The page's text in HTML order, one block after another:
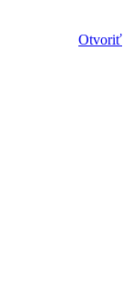
Otvoriť